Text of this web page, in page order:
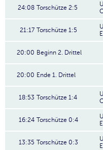
24:08 Torschütze 2:5
21:17 Torschütze 1:5
20:00 Beginn 2. Drittel
20:00 Ende 1. Drittel
18:53 Torschütze 1:4
16:24 Torschütze 0:4
13:35 Torschütze 0:3